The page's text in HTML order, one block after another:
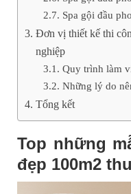
Spa gội đầu
Đơn vị thiết kế thi
nghiệp
Quy trình làm
Những lý do
Tổng kết
Top những
đẹp 100m2